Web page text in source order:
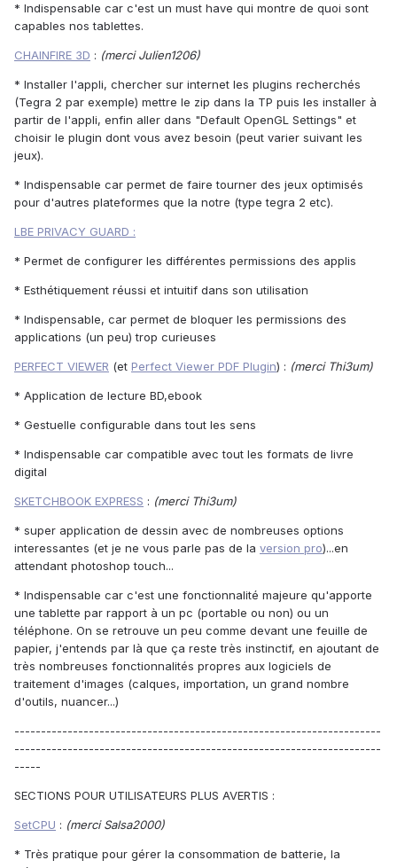
* Indispensable car c'est un must have qui montre de quoi sont
capables nos tablettes.
CHAINFIRE 3D : (merci Julien1206)
* Installer l'appli, chercher sur internet les plugins recherchés
(Tegra 2 par exemple) mettre le zip dans la TP puis les installer à
partir de l'appli, enfin aller dans "Default OpenGL Settings" et
choisir le plugin dont vous avez besoin (peut varier suivant les
jeux).
* Indispensable car permet de faire tourner des jeux optimisés
pour d'autres plateformes que la notre (type tegra 2 etc).
LBE PRIVACY GUARD :
* Permet de configurer les différentes permissions des applis
* Esthétiquement réussi et intuitif dans son utilisation
* Indispensable, car permet de bloquer les permissions des
applications (un peu) trop curieuses
PERFECT VIEWER (et Perfect Viewer PDF Plugin) : (merci Thi3um)
* Application de lecture BD,ebook
* Gestuelle configurable dans tout les sens
* Indispensable car compatible avec tout les formats de livre
digital
SKETCHBOOK EXPRESS : (merci Thi3um)
* super application de dessin avec de nombreuses options
interessantes (et je ne vous parle pas de la version pro)...en
attendant photoshop touch...
* Indispensable car c'est une fonctionnalité majeure qu'apporte
une tablette par rapport à un pc (portable ou non) ou un
téléphone. On se retrouve un peu comme devant une feuille de
papier, j'entends par là que ça reste très instinctif, en ajoutant de
très nombreuses fonctionnalités propres aux logiciels de
traitement d'images (calques, importation, un grand nombre
d'outils, nuancer...)
---------------------------------------------------------------------
---------------------------------------------------------------------
-----
SECTIONS POUR UTILISATEURS PLUS AVERTIS :
SetCPU : (merci Salsa2000)
* Très pratique pour gérer la consommation de batterie, la